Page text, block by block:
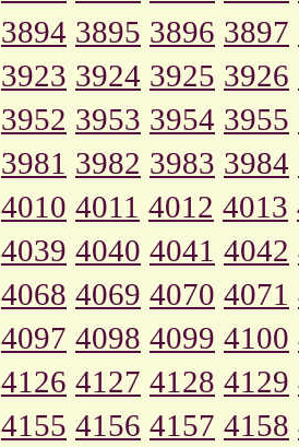
3894 3895 3896 3897
3923 3924 3925 3926
3952 3953 3954 3955
3981 3982 3983 3984
4010 4011 4012 4013
4039 4040 4041 4042
4068 4069 4070 4071
4097 4098 4099 4100
4126 4127 4128 4129
4155 4156 4157 4158